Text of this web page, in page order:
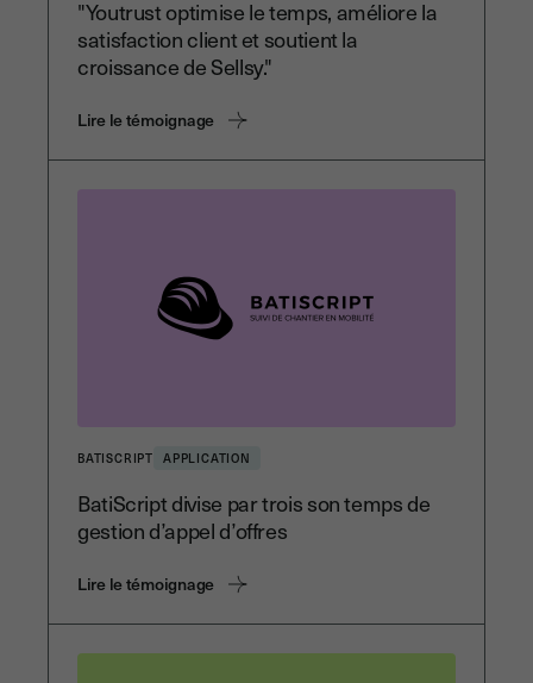
"Youtrust optimise le temps, améliore la
satisfaction client et soutient la
croissance de Sellsy."
Lire le témoignage
BATISCRIPT APPLICATION
BatiScript divise par trois son temps de
gestion d’appel d’offres
Lire le témoignage